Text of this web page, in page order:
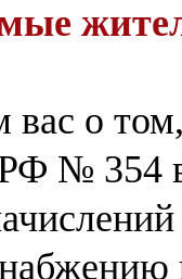
о
№ 354